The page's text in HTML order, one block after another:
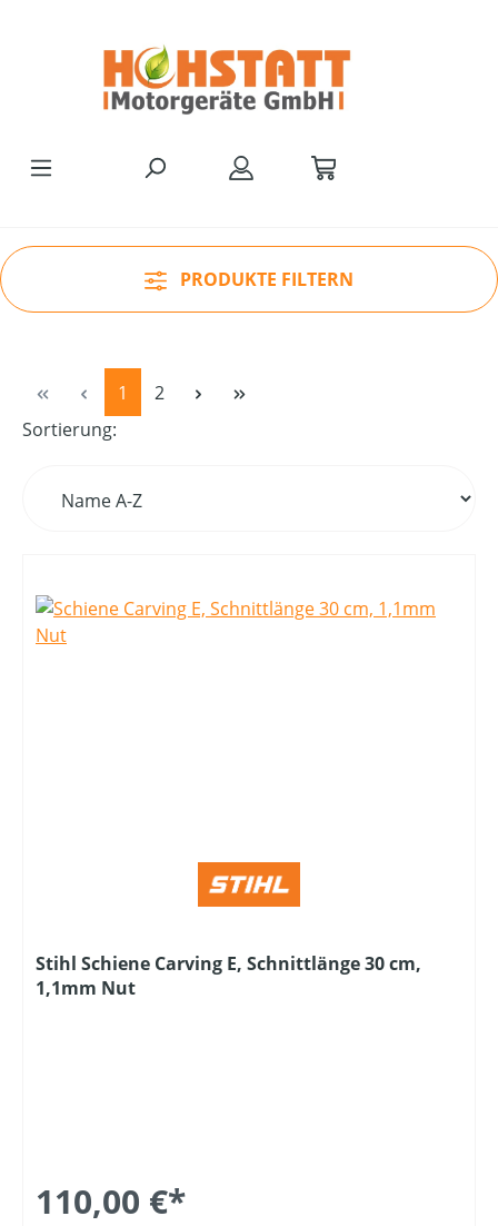
PRODUKTE FILTERN
Seite
1 Seite
2
Sortierung:
Stihl Schiene Carving E, Schnittlänge 30 cm,
1,1mm Nut
110,00 €*